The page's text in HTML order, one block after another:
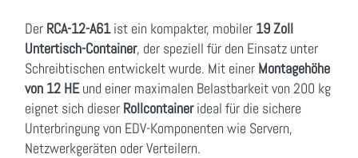
Der RCA-12-A61ist ein kompakter, mobiler 19 Zoll
Untertisch-Container, der speziell für den Einsatz unter
Schreibtischen entwickelt wurde. Mit einer Montagehöhe
von 12 HEund einer maximalen Belastbarkeit von 200 kg
eignet sich dieser Rollcontainerideal für die sichere
Unterbringung von EDV-Komponenten wie Servern,
Netzwerkgeräten oder Verteilern.